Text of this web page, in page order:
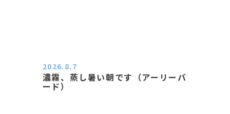
濃霧、蒸し暑い朝です（アーリーバ
ード）
2026.8.7